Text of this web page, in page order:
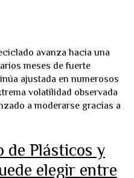
avanza hacia una
meses de fuerte
ajustada en numerosos
volatilidad observada
a moderarse gracias a
de Plásticos y
elegir entre